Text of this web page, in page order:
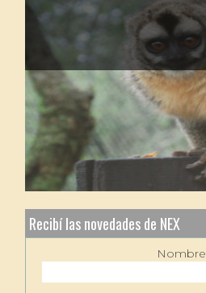
Recibí las novedades de NEX
Nombre